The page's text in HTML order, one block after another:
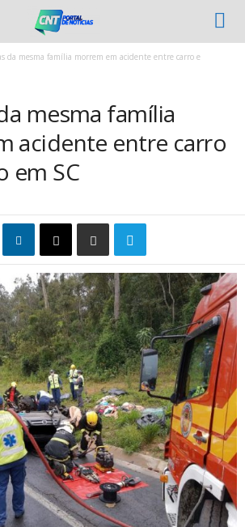
da mesma família morrem em acidente entre carro e
mesma família
acidente entre carro
em SC